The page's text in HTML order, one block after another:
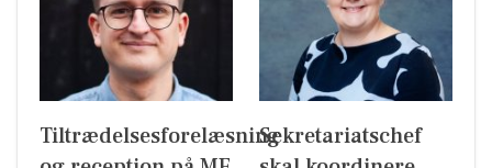
TiltrædelsesforelæsningSekretariatschef